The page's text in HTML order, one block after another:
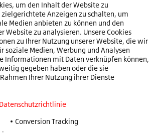
unsererdeutschen Website.Ein
eine andere Sprache auswählen
DE
um den Inhalt der Website zu
Anzeigen zu schalten, um
Medien anbieten zu können und den
Website zu analysieren. Unsere Cookies
zu Ihrer Nutzung unserer Website, die wir
soziale Medien, Werbung und Analysen
Informationen mit Daten verknüpfen können,
gegeben haben oder die sie
Ihrer Nutzung ihrer Dienste
Datenschutzrichtlinie
Conversion Tracking